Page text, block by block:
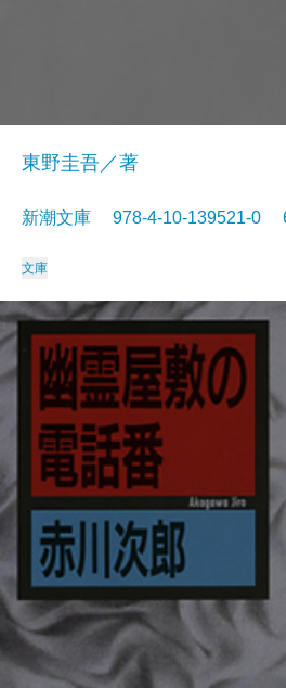
東野圭吾／著
新潮文庫 978-4-10-139521-0
文庫